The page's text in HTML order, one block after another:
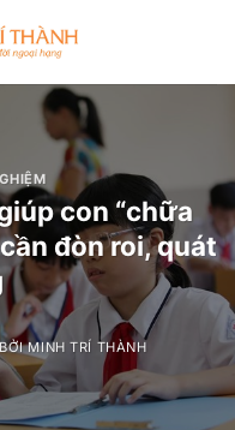
con “chữa
đòn roi, quát
BỞIMINH TRÍ THÀNH